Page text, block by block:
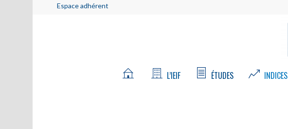
Espace adhérent
L’IEIF ÉTUDES INDICES